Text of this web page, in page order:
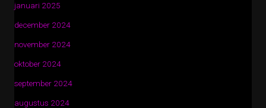
januari 2025
december 2024
november 2024
oktober 2024
september 2024
augustus 2024